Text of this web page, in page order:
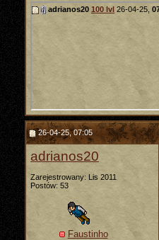
adrianos20 100 lvl 26-04-25,
26-04-25, 07:05
adrianos20
Zarejestrowany: Lis 2011
Postów: 53
Faustinho